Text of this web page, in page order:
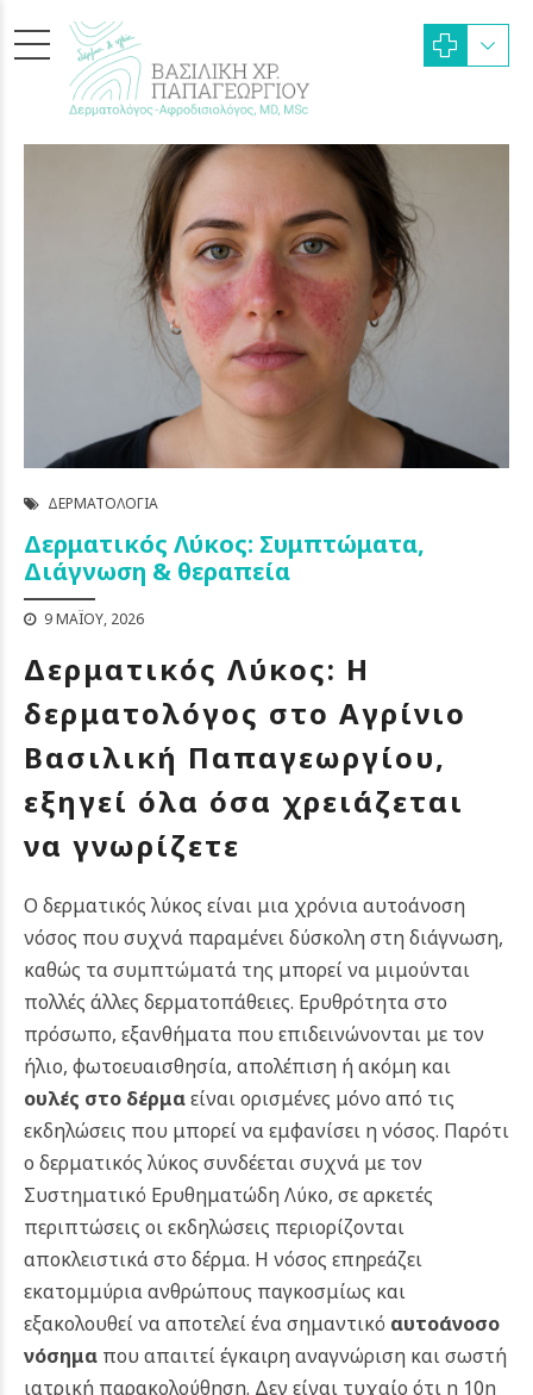
ΔΕΡΜΑΤΟΛΟΓΊΑ
Δερματικός Λύκος: Συμπτώματα,
Διάγνωση & θεραπεία
9 ΜΑΪ́ΟΥ, 2026
Δερματικός Λύκος: Η
δερματολόγος στο Αγρίνιο
Βασιλική Παπαγεωργίου,
εξηγεί όλα όσα χρειάζεται
να γνωρίζετε
Ο δερματικός λύκος είναι μια χρόνια αυτοάνοση
νόσος που συχνά παραμένει δύσκολη στη διάγνωση,
καθώς τα συμπτώματά της μπορεί να μιμούνται
πολλές άλλες δερματοπάθειες. Ερυθρότητα στο
πρόσωπο, εξανθήματα που επιδεινώνονται με τον
ήλιο, φωτοευαισθησία, απολέπιση ή ακόμη και
ουλές στο δέρμαείναι ορισμένες μόνο από τις
εκδηλώσεις που μπορεί να εμφανίσει η νόσος. Παρότι
ο δερματικός λύκος συνδέεται συχνά με τον
Συστηματικό Ερυθηματώδη Λύκο, σε αρκετές
περιπτώσεις οι εκδηλώσεις περιορίζονται
αποκλειστικά στο δέρμα. Η νόσος επηρεάζει
εκατομμύρια ανθρώπους παγκοσμίως και
εξακολουθεί να αποτελεί ένα σημαντικό αυτοάνοσο
νόσημα που απαιτεί έγκαιρη αναγνώριση και σωστή
ιατρική παρακολούθηση. Δεν είναι τυχαίο ότι η 10η